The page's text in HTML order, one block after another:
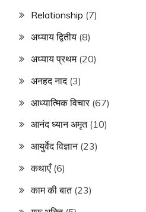
Relationship (7)
अध्याय द्वितीय (8)
अध्याय प्रथम(20)
अनहद नाद(3)
आध्यात्मिक विचार(67)
आनंद ध्यान अमृत(10)
आयुर्वेद विज्ञान(23)
कथाएँ(6)
काम की बात(23)